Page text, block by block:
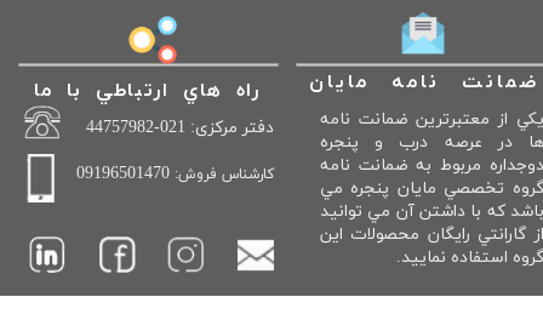
راه هاي ارتباطي با ما ضمانت نامه مايان
يكي از معتبرترين ضمانت نامه
ها در عرصه درب و پنجره
دوجداره مربوط به ضمانت نامه
گروه تخصصي مايان پنجره مي
باشد كه با داشتن آن مي توانيد
از گارانتي رايگان محصولات اين
گروه استفاده نماييد.
دفتر مرکزی: 021-44757982
کارشناس فروش:09196501470